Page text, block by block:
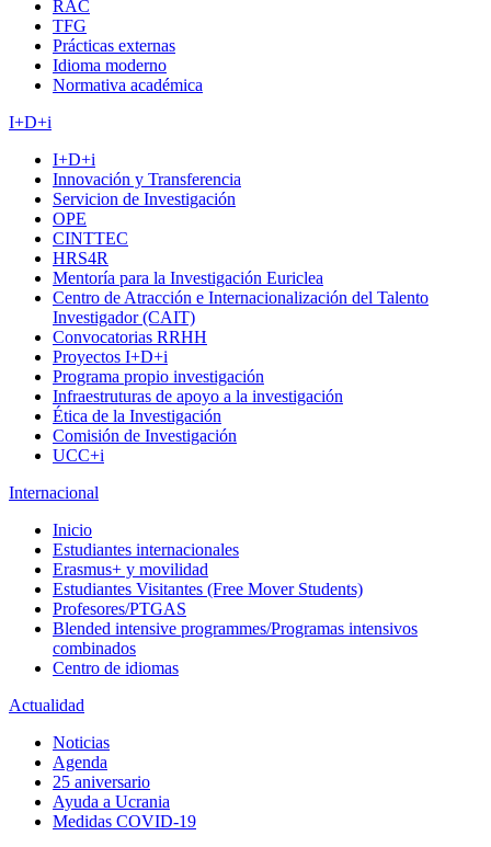
RAC
TFG
Prácticas externas
Idioma moderno
Normativa académica
I+D+i
I+D+i
Innovación y Transferencia
Servicion de Investigación
OPE
CINTTEC
HRS4R
Mentoría para la Investigación Euriclea
Centro de Atracción e Internacionalización del Talento
Investigador (CAIT)
Convocatorias RRHH
Proyectos I+D+i
Programa propio investigación
Infraestruturas de apoyo a la investigación
Ética de la Investigación
Comisión de Investigación
UCC+i
Internacional
Inicio
Estudiantes internacionales
Erasmus+ y movilidad
Estudiantes Visitantes (Free Mover Students)
Profesores/PTGAS
Blended intensive programmes/Programas intensivos
combinados
Centro de idiomas
Actualidad
Noticias
Agenda
25 aniversario
Ayuda a Ucrania
Medidas COVID-19